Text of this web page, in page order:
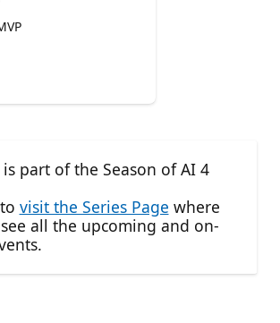
part of the Season of AI 4
visit the Series Page where
all the upcoming and on-